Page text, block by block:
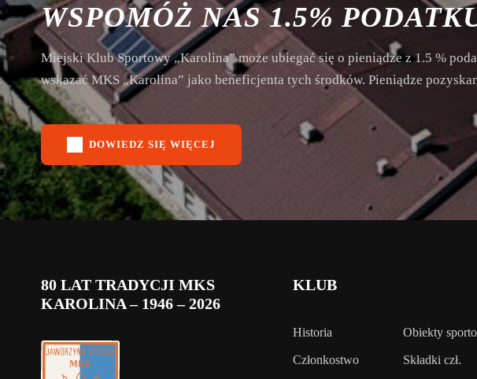
WSPOMÓŻ NAS 1.5%
Miejski Klub Sportowy „Karolina” może ubiegać się o pieniądze z 1.5 %
wskazać MKS „Karolina” jako beneficjenta tych środków. Pieniądze
DOWIEDZ SIĘ WIĘCEJ
80 LAT TRADYCJI MKS
KAROLINA – 1946 – 2026
KLUB
Historia Obiekty
Członkostwo Składki czł.